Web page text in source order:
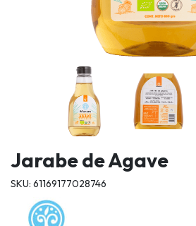
Jarabe de Agave
SKU: 61169177028746